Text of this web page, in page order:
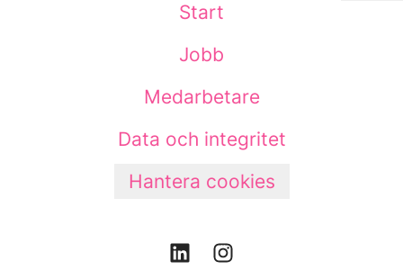
Start
Jobb
Medarbetare
Data och integritet
Hantera cookies